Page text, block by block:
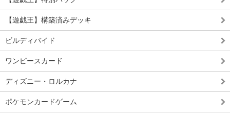
【遊戯王】構築済みデッキ
ビルディバイド
ワンピースカード
ディズニー・ロルカナ
ポケモンカードゲーム